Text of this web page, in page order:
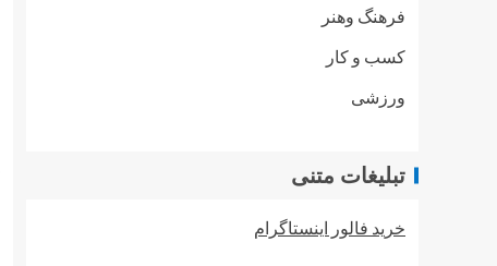
فرهنگ وهنر
کسب و کار
ورزشی
تبلیغات متنی
خرید فالور اینستاگرام